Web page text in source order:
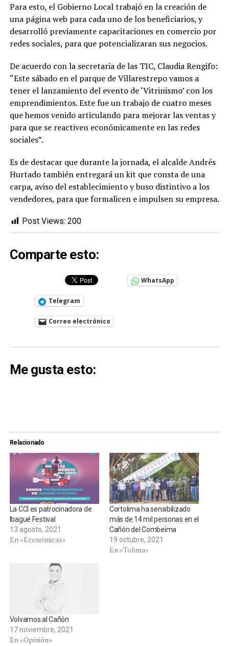
Para esto, el Gobierno Local trabajó en la creación de
una página web para cada uno de los beneficiarios, y
desarrolló previamente capacitaciones en comercio por
redes sociales, para que potencializaran sus negocios.
De acuerdo con la secretaria de las TIC, Claudia Rengifo:
“Este sábado en el parque de Villarestrepo vamos a
tener el lanzamiento del evento de ‘Vitrinismo’ con los
emprendimientos. Este fue un trabajo de cuatro meses
que hemos venido articulando para mejorar las ventas y
para que se reactiven económicamente en las redes
sociales”.
Es de destacar que durante la jornada, el alcalde Andrés
Hurtado también entregará un kit que consta de una
carpa, aviso del establecimiento y buso distintivo a los
vendedores, para que formalicen e impulsen su empresa.
Post Views: 200
Comparte esto:
WhatsApp
Telegram
Correo electrónico
Me gusta esto:
Relacionado
La CCI es patrocinadora de
Ibagué Festival
13 agosto, 2021
En «Económicas»
Cortolima ha sensibilizado
más de 14 mil personas en el
Cañón del Combeima
19 octubre, 2021
En «Tolima»
Volvamos al Cañón
17 noviembre, 2021
En «Opinión»